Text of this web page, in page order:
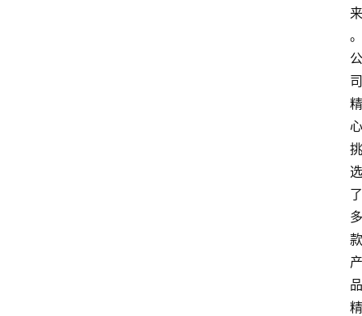
来
。
公
司
精
心
挑
选
了
多
款
产
品
精